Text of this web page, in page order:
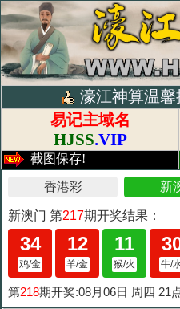
濠江神算温馨
易记主域名
HJSS.VIP
截图保存!